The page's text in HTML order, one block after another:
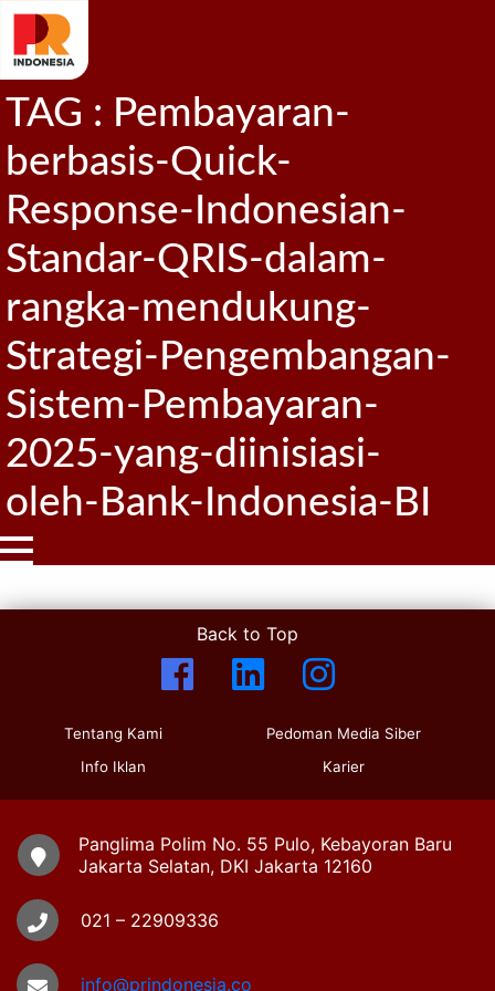
TAG : Pembayaran-
berbasis-Quick-
Response-Indonesian-
Standar-QRIS-dalam-
rangka-mendukung-
Strategi-Pengembangan-
Sistem-Pembayaran-
2025-yang-diinisiasi-
oleh-Bank-Indonesia-BI
Back to Top
Tentang Kami
Info Iklan
Pedoman Media Siber
Karier
Panglima Polim No. 55 Pulo, Kebayoran Baru
Jakarta Selatan, DKI Jakarta 12160
021 – 22909336
info@prindonesia.co